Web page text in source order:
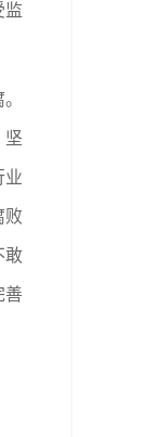
监
坚
业
败
敢
善